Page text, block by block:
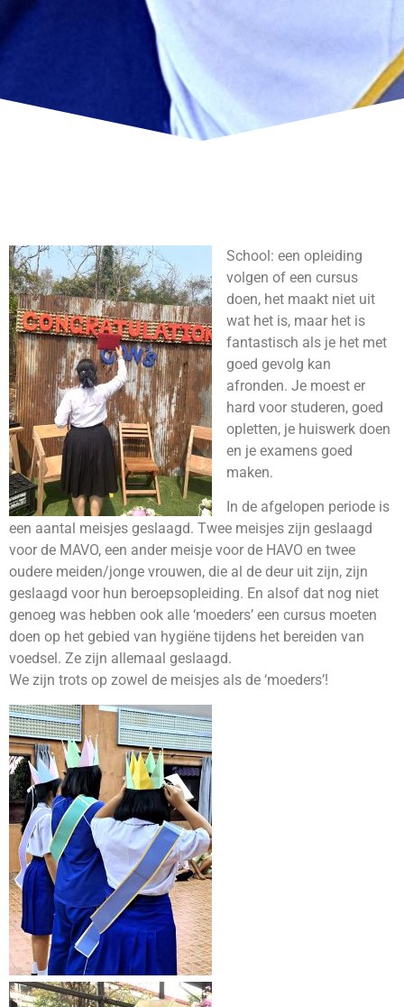
School: een opleiding
volgen of een cursus
doen, het maakt niet uit
wat het is, maar het is
fantastisch als je het met
goed gevolg kan
afronden. Je moest er
hard voor studeren, goed
opletten, je huiswerk doen
en je examens goed
maken.
In de afgelopen periode is
een aantal meisjes geslaagd. Twee meisjes zijn geslaagd
voor de MAVO, een ander meisje voor de HAVO en twee
oudere meiden/jonge vrouwen, die al de deur uit zijn, zijn
geslaagd voor hun beroepsopleiding. En alsof dat nog niet
genoeg was hebben ook alle ‘moeders’ een cursus moeten
doen op het gebied van hygiëne tijdens het bereiden van
voedsel. Ze zijn allemaal geslaagd.
We zijn trots op zowel de meisjes als de ‘moeders’!